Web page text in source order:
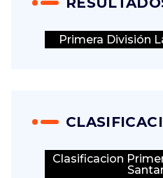
Primera División
Clasificacion